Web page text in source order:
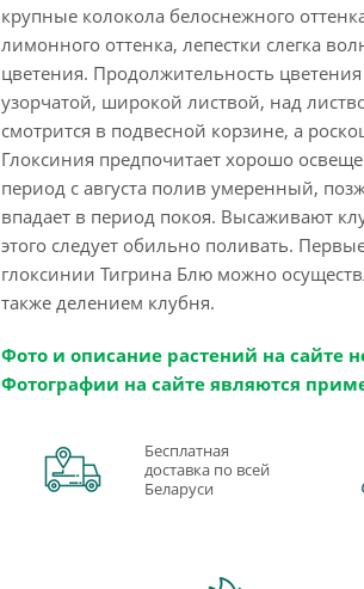
крупные колокола белоснежного
лимонного оттенка, лепестки слегка
цветения. Продолжительность
узорчатой, широкой листвой, над
смотрится в подвесной корзине, а
Глоксиния предпочитает хорошо
период с августа полив умеренный,
впадает в период покоя. Высаживают
этого следует обильно поливать.
глоксинии Тигрина Блю можно
также делением клубня.
Фото и описание растений на сайте
Фотографии на сайте являются
Бесплатная
доставка по всей
Беларуси